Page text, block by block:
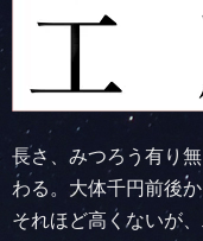
長さ、みつろう有り
わる。大体千円前後
それほど高くないが